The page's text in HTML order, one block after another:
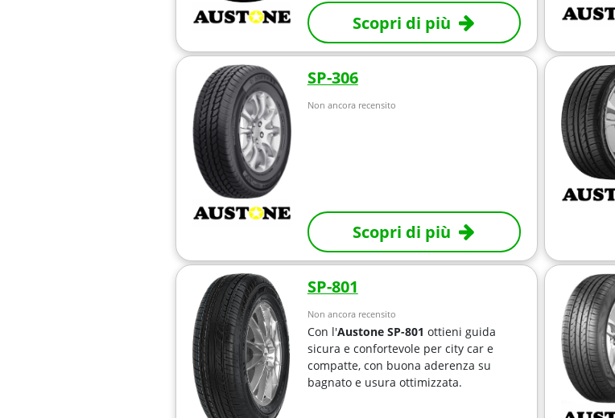
Scopri di più
SP-306
Non ancora recensito
Scopri di più
SP-801
Non ancora recensito
Con l'Austone SP-801 ottieni guida
sicura e confortevole per city car e
compatte, con buona aderenza su
bagnato e usura ottimizzata.